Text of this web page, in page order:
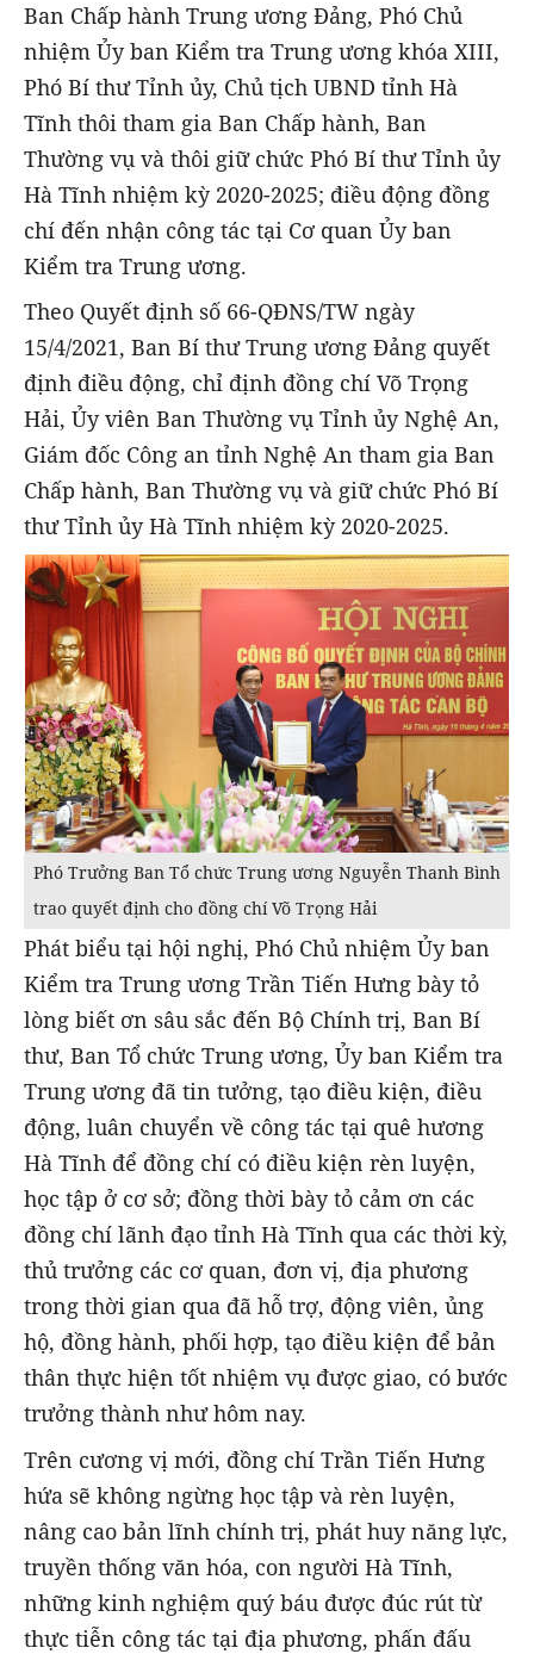
Ban Chấp hành Trung ương Đảng, Phó Chủ
nhiệm Ủy ban Kiểm tra Trung ương khóa XIII,
Phó Bí thư Tỉnh ủy, Chủ tịch UBND tỉnh Hà
Tĩnh thôi tham gia Ban Chấp hành, Ban
Thường vụ và thôi giữ chức Phó Bí thư Tỉnh ủy
Hà Tĩnh nhiệm kỳ 2020-2025; điều động đồng
chí đến nhận công tác tại Cơ quan Ủy ban
Kiểm tra Trung ương.
Theo Quyết định số 66-QĐNS/TW ngày
15/4/2021, Ban Bí thư Trung ương Đảng quyết
định điều động, chỉ định đồng chí Võ Trọng
Hải, Ủy viên Ban Thường vụ Tỉnh ủy Nghệ An,
Giám đốc Công an tỉnh Nghệ An tham gia Ban
Chấp hành, Ban Thường vụ và giữ chức Phó Bí
thư Tỉnh ủy Hà Tĩnh nhiệm kỳ 2020-2025.
Phó Trưởng Ban Tổ chức Trung ương Nguyễn Thanh Bình
trao quyết định cho đồng chí Võ Trọng Hải
Phát biểu tại hội nghị, Phó Chủ nhiệm Ủy ban
Kiểm tra Trung ương Trần Tiến Hưng bày tỏ
lòng biết ơn sâu sắc đến Bộ Chính trị, Ban Bí
thư, Ban Tổ chức Trung ương, Ủy ban Kiểm tra
Trung ương đã tin tưởng, tạo điều kiện, điều
động, luân chuyển về công tác tại quê hương
Hà Tĩnh để đồng chí có điều kiện rèn luyện,
học tập ở cơ sở; đồng thời bày tỏ cảm ơn các
đồng chí lãnh đạo tỉnh Hà Tĩnh qua các thời kỳ,
thủ trưởng các cơ quan, đơn vị, địa phương
trong thời gian qua đã hỗ trợ, động viên, ủng
hộ, đồng hành, phối hợp, tạo điều kiện để bản
thân thực hiện tốt nhiệm vụ được giao, có bước
trưởng thành như hôm nay.
Trên cương vị mới, đồng chí Trần Tiến Hưng
hứa sẽ không ngừng học tập và rèn luyện,
nâng cao bản lĩnh chính trị, phát huy năng lực,
truyền thống văn hóa, con người Hà Tĩnh,
những kinh nghiệm quý báu được đúc rút từ
thực tiễn công tác tại địa phương, phấn đấu